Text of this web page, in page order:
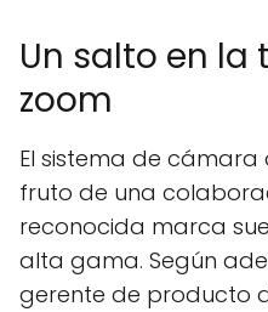
Un salto en
zoom
El sistema de cámara
fruto de una
reconocida marca
alta gama. Según
gerente de producto